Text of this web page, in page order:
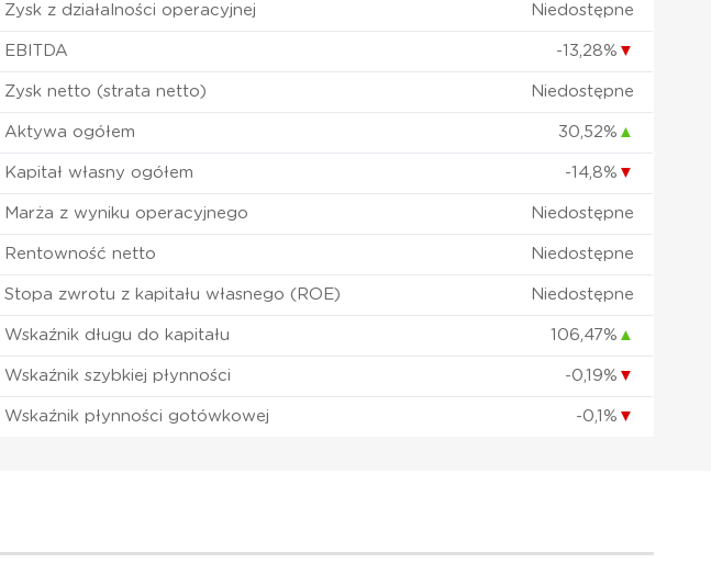
Zysk z działalności operacyjnej Niedostępne
EBITDA -13,28% ▼
Zysk netto (strata netto) Niedostępne
Aktywa ogółem 30,52% ▲
Kapitał własny ogółem -14,8% ▼
Marża z wyniku operacyjnego Niedostępne
Rentowność netto Niedostępne
Stopa zwrotu z kapitału własnego (ROE) Niedostępne
Wskaźnik długu do kapitału 106,47% ▲
Wskaźnik szybkiej płynności -0,19% ▼
Wskaźnik płynności gotówkowej -0,1% ▼